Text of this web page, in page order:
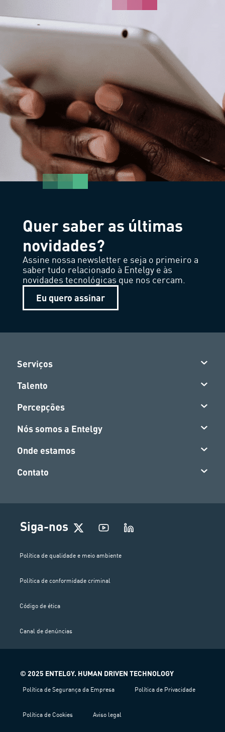
Quer saber as últimas
novidades?
Assine nossa newsletter e seja o primeiro a
saber tudo relacionado à Entelgy e às
novidades tecnológicas que nos cercam.
Eu quero assinar
Serviços
Talento
Percepções
Nós somos a Entelgy
Onde estamos
Contato
Siga-nos
Política de qualidade e meio ambiente
Política de conformidade criminal
Código de ética
Canal de denúncias
© 2025 ENTELGY. HUMAN DRIVEN TECHNOLOGY
Política de Segurança da Empresa Política de Privacidade
Política de Cookies Aviso legal